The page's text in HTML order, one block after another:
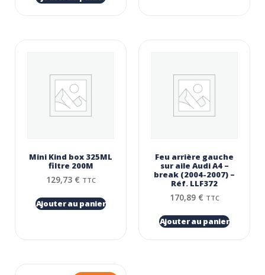
Mini Kind box 325ML
filtre 200Μ
129,73 € TTC
Ajouter au panier
Feu arrière gauche
sur aile Audi A4 –
break (2004-2007) –
Réf. LLF372
170,89 € TTC
Ajouter au panier